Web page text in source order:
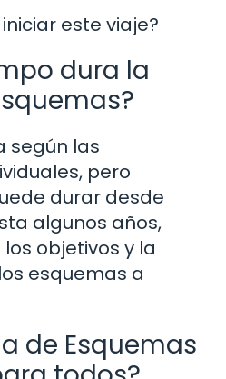
este viaje?
dura la
según las
pero
durar desde
algunos años,
objetivos y la
esquemas a
de Esquemas